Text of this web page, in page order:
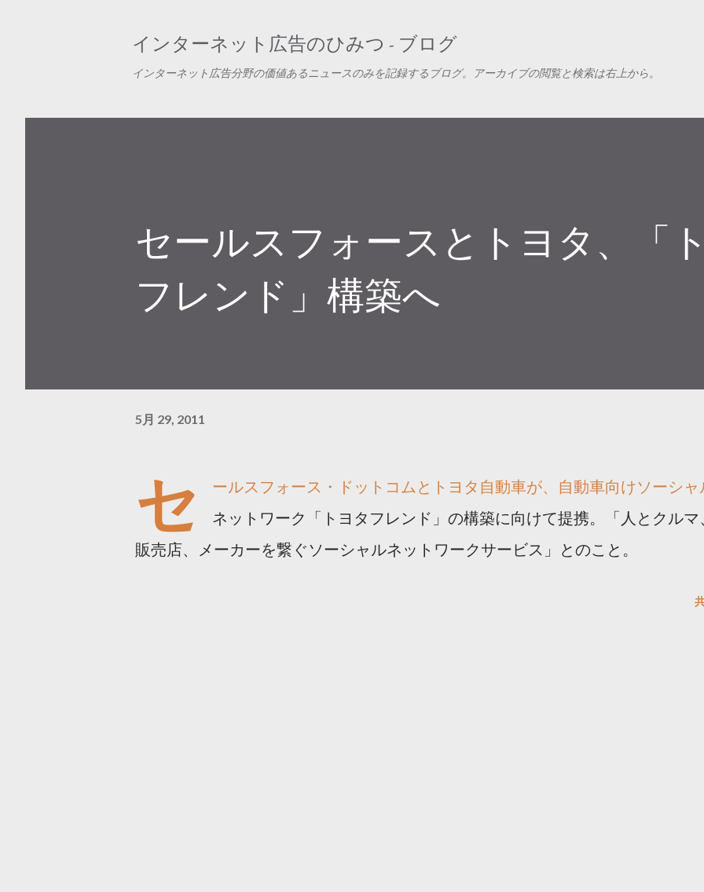
インターネット広告のひみつ - ブログ
インターネット広告分野の価値あるニュースのみを記録するブログ。アーカイブの閲覧と検索は右上から。
セールスフォースとトヨタ、「
フレンド」構築へ
5月 29, 2011
セ
ールスフォース・ドットコムとトヨタ自動車が、自動車向けソーシャ
ネットワーク「トヨタフレンド」の構築に向けて提携。「人とクルマ
販売店、メーカーを繋ぐソーシャルネットワークサービス」とのこと。